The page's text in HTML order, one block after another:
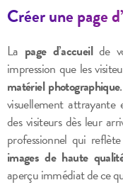
Créer une page
La page d’accueilde
impression que les
matériel photographique
visuellement
des visiteurs dès leur
professionnel qui
images de haute
aperçu immédiat de ce